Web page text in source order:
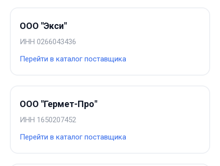
ООО "Экси"
ИНН 0266043436
Перейти в каталог поставщика
ООО "Гермет-Про"
ИНН 1650207452
Перейти в каталог поставщика